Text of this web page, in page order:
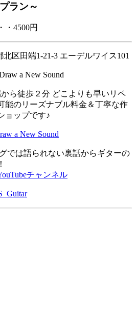
ラン～
・4500円
区田端1-21-3 エーデルワイス101
a New Sound
ら徒歩２分 どこよりも早いリペ
能のリーズナブル料金＆丁寧な作
ョップです♪
a New Sound
では語られない裏話からギターの
チャンネル